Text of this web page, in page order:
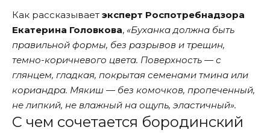
Как рассказывает эксперт Роспотребнадзора
Екатерина Головкова, «Буханка должна быть
правильной формы, без разрывов и трещин,
темно-коричневого цвета. Поверхность — с
глянцем, гладкая, покрытая семенами тмина или
кориандра. Мякиш — без комочков, пропеченный,
не липкий, не влажный на ощупь, эластичный».
С чем сочетается бородинский